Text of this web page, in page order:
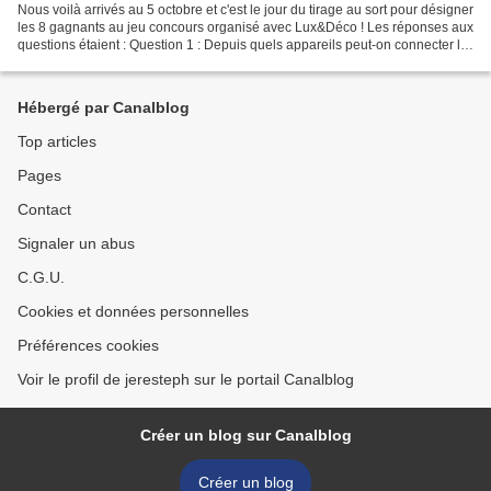
Nous voilà arrivés au 5 octobre et c'est le jour du tirage au sort pour désigner
les 8 gagnants au jeu concours organisé avec Lux&Déco ! Les réponses aux
questions étaient : Question 1 : Depuis quels appareils peut-on connecter la
Hébergé par Canalblog
Top articles
Pages
Contact
Signaler un abus
C.G.U.
Cookies et données personnelles
Préférences cookies
Voir le profil de jeresteph sur le portail Canalblog
Créer un blog sur Canalblog
Créer un blog